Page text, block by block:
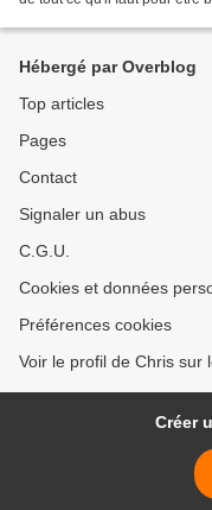
Hébergé par Overblog
Top articles
Pages
Contact
Signaler un abus
C.G.U.
Cookies et données
Préférences cookies
Voir le profil de Chris sur
Créer